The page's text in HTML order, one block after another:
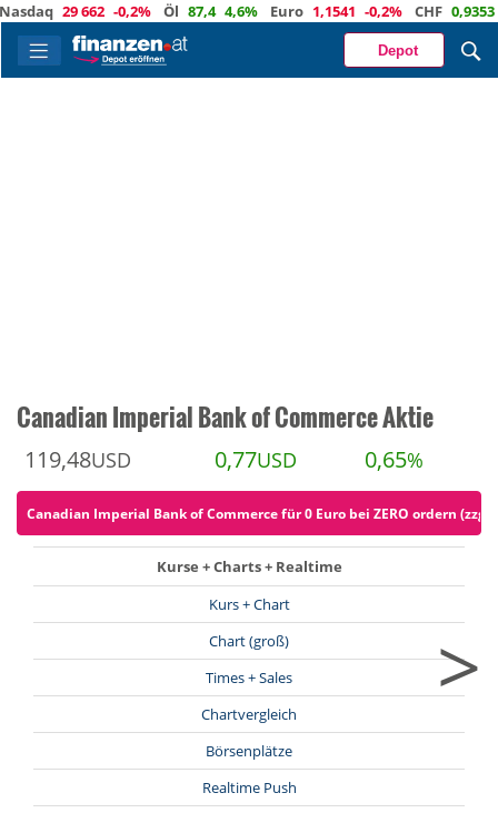
29 662 -0,2% Öl 87,4 4,6% Euro 1,1541 -0,2% CHF 0,9353 0,2%
Depot
Canadian Imperial Bank of Commerce Aktie
119,48USD 0,77USD 0,65%
Canadian Imperial Bank of Commerce für 0 Euro bei ZERO ordern (zzgl.
Kurse + Charts + Realtime
Kurs + Chart
Chart (groß)
Times + Sales
Chartvergleich
Börsenplätze
Realtime Push
>